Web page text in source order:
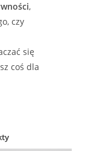
,
czy
się
coś dla